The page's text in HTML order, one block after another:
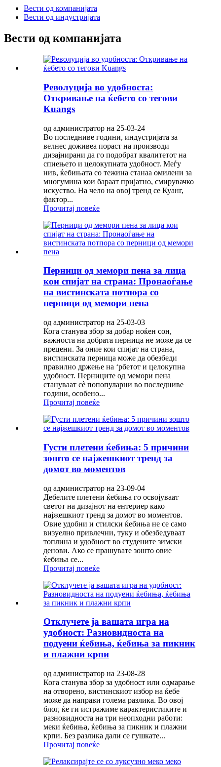
Вести од компанијата
Вести од индустријата
Вести од компанијата
Револуција во удобноста:
Откривање на ќебето со тегови
Kuangs
од администратор на 25-03-24
Во последниве години, индустријата за
велнес доживеа пораст на производи
дизајнирани да го подобрат квалитетот на
спиењето и целокупната удобност. Меѓу
нив, ќебињата со тежина станаа омилени за
многумина кои бараат пријатно, смирувачко
искуство. На чело на овој тренд се Куанг,
фактор...
Прочитај повеќе
Перници од мемори пена за лица
кои спијат на страна: Пронаоѓање
на вистинската потпора со
перници од мемори пена
од администратор на 25-03-03
Кога станува збор за добар ноќен сон,
важноста на добрата перница не може да се
прецени. За оние кои спијат на страна,
вистинската перница може да обезбеди
правилно држење на ‘рбетот и целокупна
удобност. Перниците од мемори пена
стануваат сè попопуларни во последниве
години, особено...
Прочитај повеќе
Густи плетени ќебиња: 5 причини
зошто се најжешкиот тренд за
домот во моментов
од администратор на 23-09-04
Дебелите плетени ќебиња го освојуваат
светот на дизајнот на ентериер како
најжешкиот тренд за домот во моментов.
Овие удобни и стилски ќебиња не се само
визуелно привлечни, туку и обезбедуваат
топлина и удобност во студените зимски
денови. Ако се прашувате зошто овие
ќебиња се...
Прочитај повеќе
Отклучете ја вашата игра на
удобност: Разновидноста на
подуени ќебиња, ќебиња за пикник
и плажни крпи
од администратор на 23-08-28
Кога станува збор за удобност или одмарање
на отворено, вистинскиот избор на ќебе
може да направи голема разлика. Во овој
блог, ќе ги истражиме карактеристиките и
разновидноста на три неопходни работи:
меки ќебиња, ќебиња за пикник и плажни
крпи. Без разлика дали се гушкате...
Прочитај повеќе